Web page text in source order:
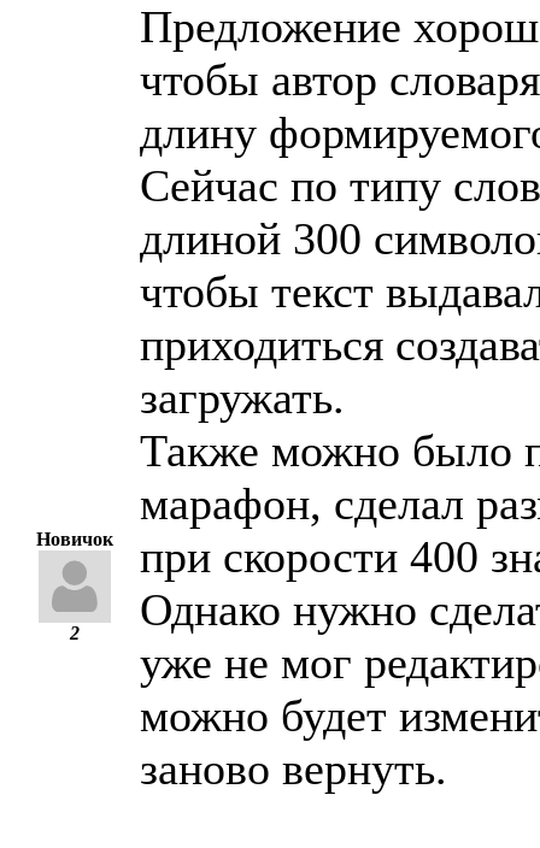
Новичок
2
Предложение
чтобы автор
длину
Сейчас по типу
длиной 300
чтобы текст
приходиться
загружать.
Также можно было
марафон, сделал
при скорости 400
Однако нужно
уже не мог
можно будет
заново вернуть.